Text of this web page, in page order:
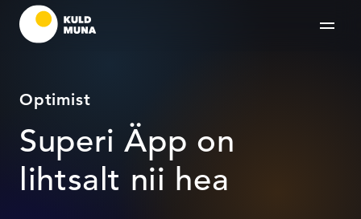
Optimist
Superi Äpp on
lihtsalt nii hea